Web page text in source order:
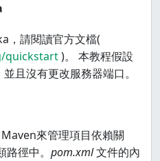
，請閱讀官方文檔(
quickstart)。 本教程假設
且沒有更改服務器端口。
來管理項目依賴關
徑中。 pom.xml文件的內